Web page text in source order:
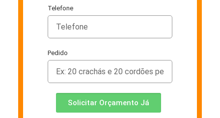
Telefone
Pedido
Solicitar Orçamento Já